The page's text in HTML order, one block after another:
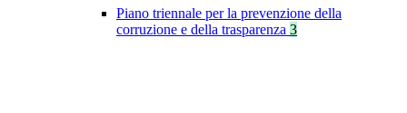
Piano triennale per la prevenzione della
corruzione e della trasparenza 3